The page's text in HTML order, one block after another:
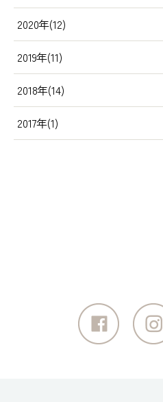
2020年(12)
2019年(11)
2018年(14)
2017年(1)